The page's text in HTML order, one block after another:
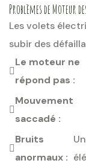
Problèmes de Moteur
Les volets
subir des
Le moteur ne
répond pas :
Mouvement
saccadé :
Bruits
anormaux :